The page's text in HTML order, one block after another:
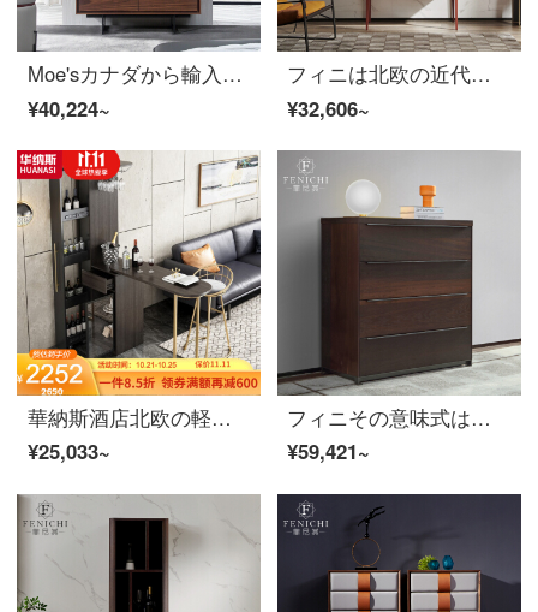
Moe'sカナダから輸入した北欧デザイナーのサイドキャビネット現代の木の食器棚胡桃の木の極簡素な食事サイドキャビネット
¥40,224~
フィニは北欧の近代的な赤い斗キャビネットのドアを開けて式の食器棚の食事をします。サイドキャビネットは壁の高いキャビネットのイタリア式によります。
¥32,606~
華納斯酒店北欧の軽奢回転カウンターの収納可能な小型仕切り棚のエンドミルカラーカウンター＋バーチェア（B 1297 J）
¥25,033~
フィニその意味式はきわめて簡単で、木の4斗の箱の煙はドングリのステンレスの引き出し式をいぶします。現代の軽奢な1メートルの寝室の物置棚の意味式はきわめて簡単です。
¥59,421~